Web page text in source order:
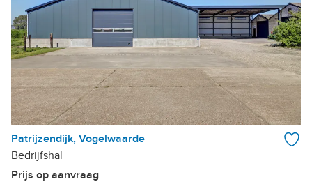
Patrijzendijk, Vogelwaarde
Bedrijfshal
Prijs op aanvraag